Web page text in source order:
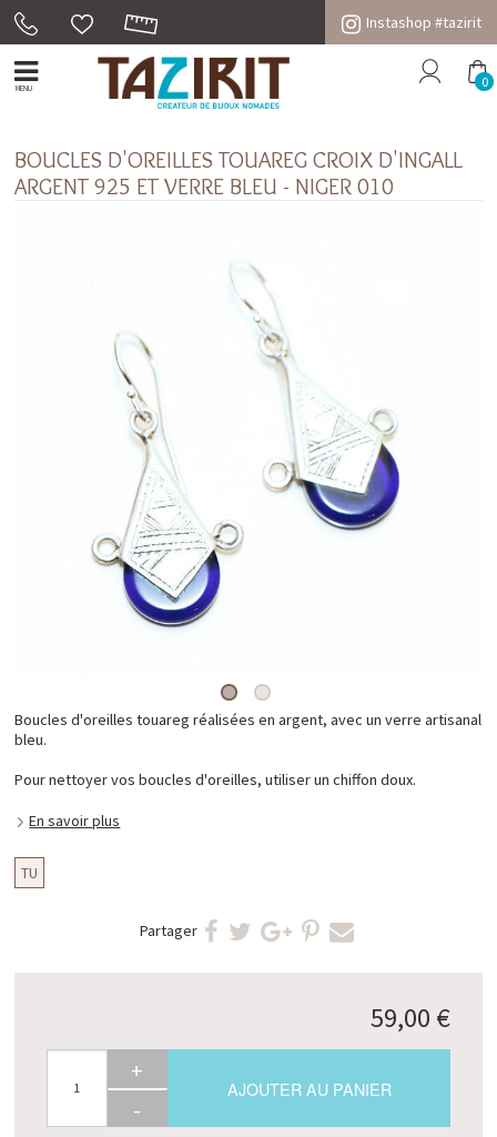
Instashop #tazirit
MENU 0
BOUCLES D'OREILLES TOUAREG CROIX D'INGALL
ARGENT 925 ET VERRE BLEU - NIGER 010
Boucles d'oreilles touareg réalisées en argent, avec un verre artisanal
bleu.
Pour nettoyer vos boucles d'oreilles, utiliser un chiffon doux.
En savoir plus
TU
Partager
59,00 €
+
-
AJOUTER AU PANIER